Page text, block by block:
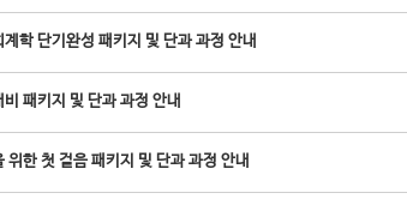
학 단기완성 패키지 및 단과 과정 안내
패키지 및 단과 과정 안내
한 첫 걸음 패키지 및 단과 과정 안내